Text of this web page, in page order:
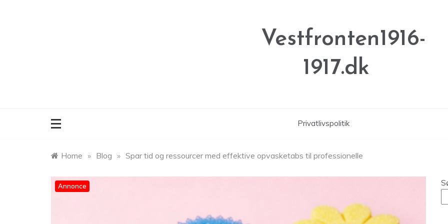
Vestfronten1916-
1917.dk
Privatlivspolitik
Home » Blog » Spar tid og ressourcer med effektive opvasketabs til professionelle
Annonce